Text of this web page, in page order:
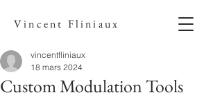
Vincent Fliniaux
Custom Modulation Tools
vincentfliniaux
18 mars 2024